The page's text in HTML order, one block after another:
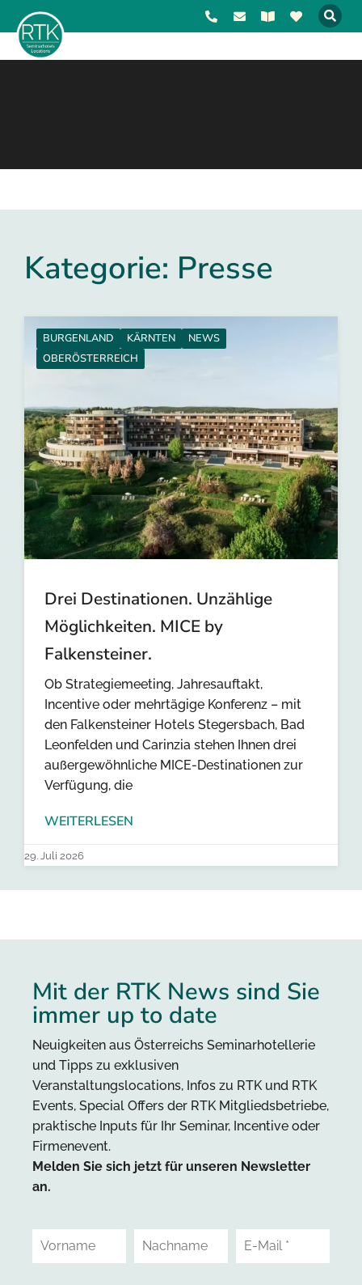
Kategorie: Presse
Drei Destinationen. Unzählige
Möglichkeiten. MICE by
Falkensteiner.
Ob Strategiemeeting, Jahresauftakt,
Incentive oder mehrtägige Konferenz – mit
den Falkensteiner Hotels Stegersbach, Bad
Leonfelden und Carinzia stehen Ihnen drei
außergewöhnliche MICE-Destinationen zur
Verfügung, die
WEITERLESEN
29. Juli 2026
BURGENLAND KÄRNTEN
NEWS
OBERÖSTERREICH
Mit der RTK News sind Sie
immer up to date
Neuigkeiten aus Österreichs Seminarhotellerie
und Tipps zu exklusiven
Veranstaltungslocations, Infos zu RTK und RTK
Events, Special Offers der RTK Mitgliedsbetriebe,
praktische Inputs für Ihr Seminar, Incentive oder
Firmenevent.
Melden Sie sich jetzt für unseren Newsletter
an.